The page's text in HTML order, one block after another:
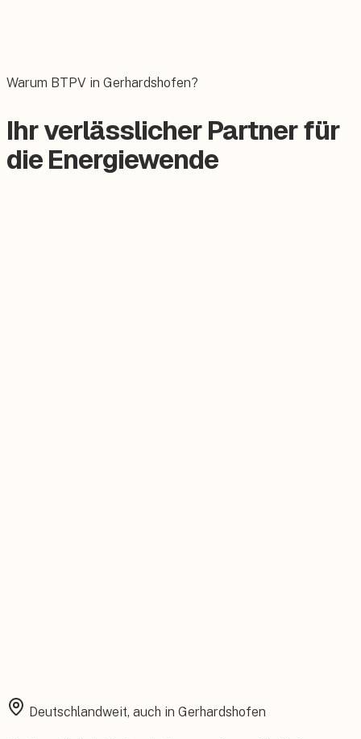
Warum BTPV in Gerhardshofen?
Ihr verlässlicher Partner für
die Energiewende
Deutschlandweit, auch in Gerhardshofen